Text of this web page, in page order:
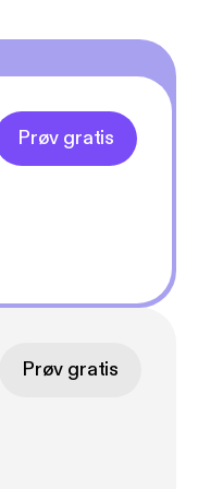
Prøv gratis
Prøv gratis